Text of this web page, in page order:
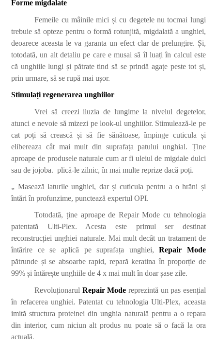
Forme migdalate
Femeile cu mâinile mici și cu degetele nu tocmai lungi
trebuie să opteze pentru o formă rotunjită, migdalată a unghiei,
deoarece aceasta le va garanta un efect clar de prelungire. Și,
totodată, un alt detaliu pe care e musai să îl luați în calcul este
că unghiile lungi și pătrate tind să se prindă agațe peste tot și,
prin urmare, să se rupă mai ușor.
Stimulați regenerarea unghiilor
Vrei să creezi iluzia de lungime la nivelul degetelor,
atunci e nevoie să mizezi pe look-ul unghiilor. Stimulează-le pe
cat poți să crească și să fie sănătoase, împinge cuticula și
elibereaza cât mai mult din suprafața patului unghial. Ține
aproape de produsele naturale cum ar fi uleiul de migdale dulci
sau de jojoba. plică-le zilnic, în mai multe reprize dacă poți.
„ Masează laturile unghiei, dar și cuticula pentru a o hrăni și
întări în profunzime, punctează expertul OPI.
Totodată, ține aproape de Repair Mode cu tehnologia
patentată Ulti-Plex. Acesta este primul ser destinat
reconstrucției unghiei naturale. Mai mult decât un tratament de
întărire ce se aplică pe suprafața unghiei,Repair Mode
pătrunde și se absoarbe rapid, repară keratina în proporție de
99% și întărește unghiile de 4 x mai mult în doar șase zile.
Revoluționarul Repair Mode reprezintă un pas esențial
în refacerea unghiei. Patentat cu tehnologia Ulti-Plex, aceasta
imită structura proteinei din unghia naturală pentru a o repara
din interior, cum niciun alt produs nu poate să o facă la ora
actuală.